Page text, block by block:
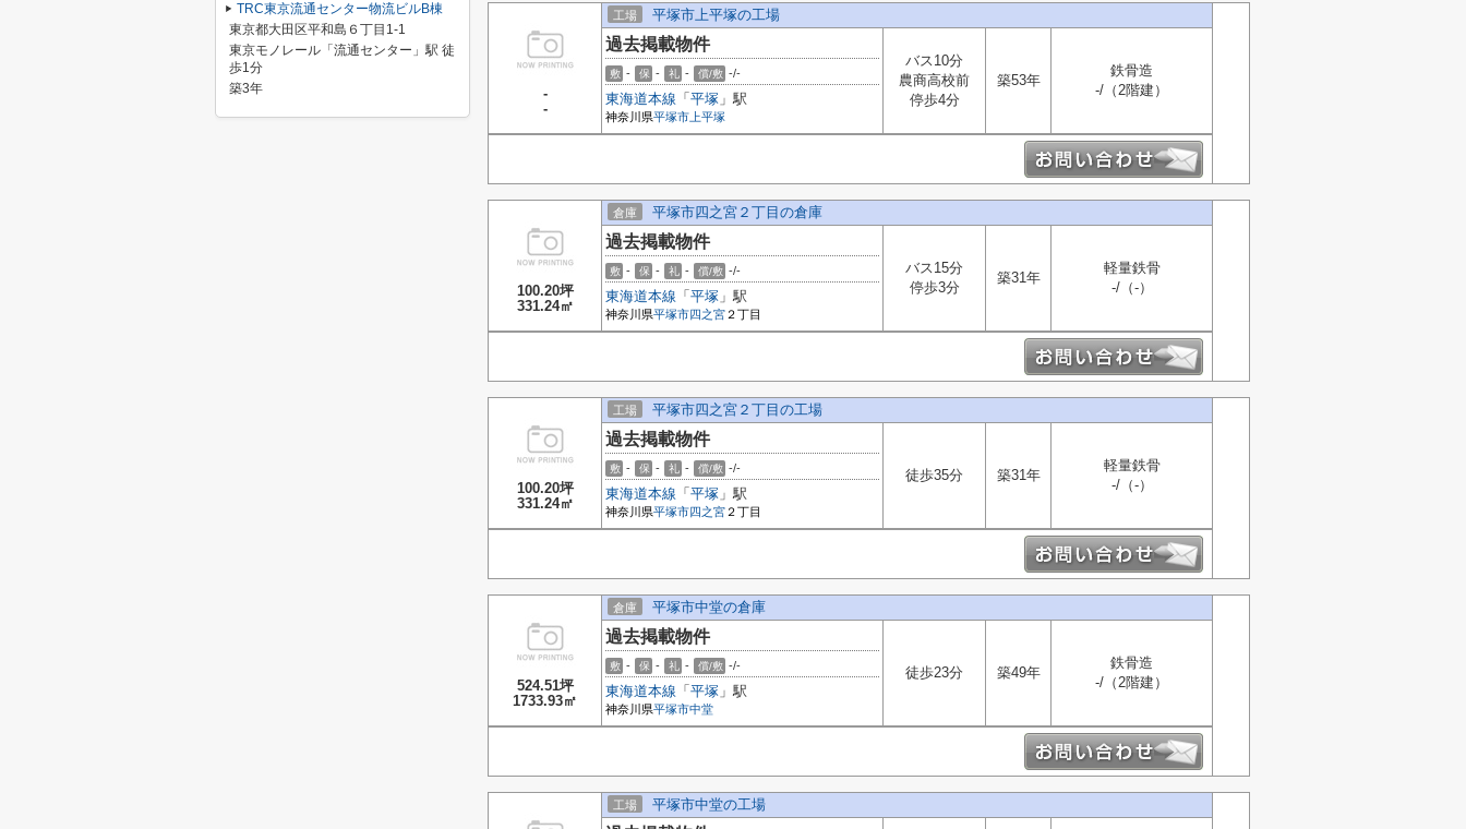
-
-
工場 平塚市上平塚の工場
過去掲載物件
敷 - 保 - 礼 - 償/敷 -/-
東海道本線 「 平塚 」駅
神奈川県平塚市 上平塚
バス10分
農商高校前
停歩4分
築53年
鉄骨造
-/（2階建）
100.20坪
331.24㎡
倉庫 平塚市四之宮２丁目の倉庫
過去掲載物件
敷 - 保 - 礼 - 償/敷 -/-
東海道本線 「 平塚 」駅
神奈川県平塚市四之宮 ２丁目
バス15分
停歩3分
築31年
軽量鉄骨
-/（-）
100.20坪
331.24㎡
工場 平塚市四之宮２丁目の工場
過去掲載物件
敷 - 保 - 礼 - 償/敷 -/-
東海道本線 「 平塚 」駅
神奈川県平塚市四之宮 ２丁目
徒歩35分 築31年
軽量鉄骨
-/（-）
524.51坪
1733.93㎡
倉庫 平塚市中堂の倉庫
過去掲載物件
敷 - 保 - 礼 - 償/敷 -/-
東海道本線 「 平塚 」駅
神奈川県平塚市中堂
徒歩23分 築49年
鉄骨造
-/（2階建）
工場 平塚市中堂の工場
TRC東京流通センター物流ビルB棟
東京都大田区平和島６丁目1-1
東京モノレール「流通センター」駅 徒
歩1分
築3年